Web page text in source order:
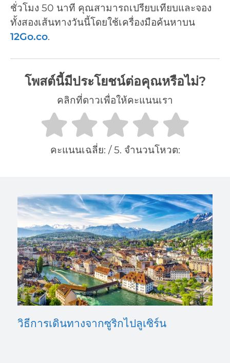
ชั่วโมง 50 นาที คุณสามารถเปรียบเทียบและจอง
ทั้งสองเส้นทางวันนี้โดยใช้เครื่องมือค้นหาบน
12Go.co.
โพสต์นี้มีประโยชน์ต่อคุณหรือไม่?
คลิกที่ดาวเพื่อให้คะแนนเรา
คะแนนเฉลี่ย: / 5. จำนวนโหวต:
วิธีการเดินทางจากซูริกไปลูเซิร์น